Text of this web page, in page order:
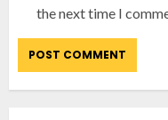
the next time I